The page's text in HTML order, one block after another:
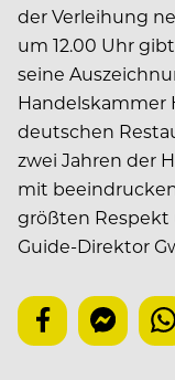
der Verleihung
um 12.00 Uhr
seine
Handelskammer
deutschen
zwei Jahren der
mit
größten Respekt
Guide-Direktor